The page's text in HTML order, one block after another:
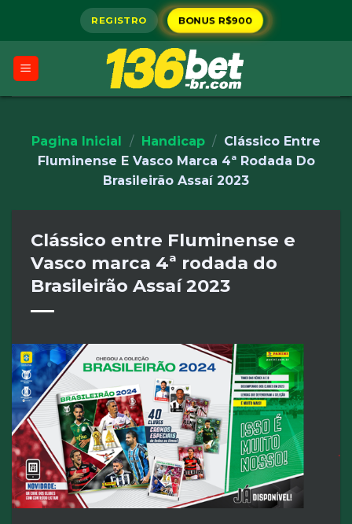
REGISTRO BONUS R$900
Pagina Inicial / Handicap / Clássico Entre
Fluminense E Vasco Marca 4ª Rodada Do
Brasileirão Assaí 2023
Clássico entre Fluminense e
Vasco marca 4ª rodada do
Brasileirão Assaí 2023